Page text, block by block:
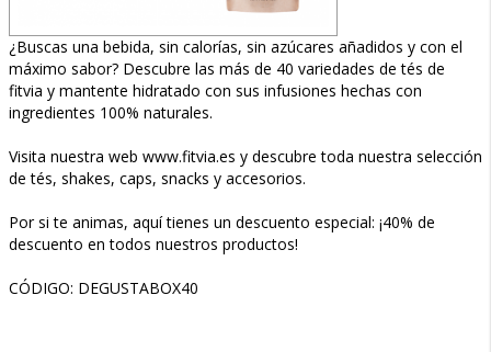
¿Buscas una bebida, sin calorías, sin azúcares añadidos y con el
máximo sabor? Descubre las más de 40 variedades de tés de
fitvia y mantente hidratado con sus infusiones hechas con
ingredientes 100% naturales.
Visita nuestra web www.fitvia.es y descubre toda nuestra selección
de tés, shakes, caps, snacks y accesorios.
Por si te animas, aquí tienes un descuento especial: ¡40% de
descuento en todos nuestros productos!
CÓDIGO: DEGUSTABOX40